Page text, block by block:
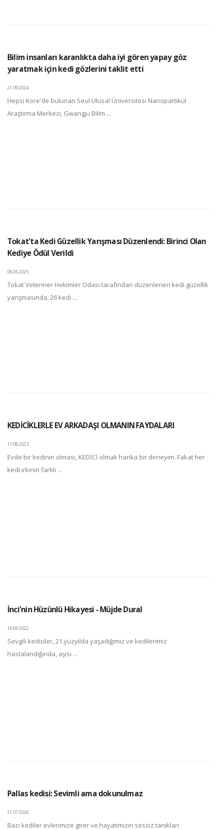
Bilim insanları karanlıkta daha iyi gören yapay göz
yaratmak için kedi gözlerini taklit etti
21.09.2024
Hepsi Kore'de bulunan Seul Ulusal Üniversitesi Nanopartikül
Araştırma Merkezi, Gwangju Bilim ...
Tokat'ta Kedi Güzellik Yarışması Düzenlendi: Birinci Olan
Kediye Ödül Verildi
06.05.2025
Tokat Veteriner Hekimler Odası tarafından düzenlenen kedi güzellik
yarışmasında, 26 kedi ...
KEDİCİKLERLE EV ARKADAŞI OLMANIN FAYDALARI
17.08.2023
Evde bir kedinin olması, KEDİCİ olmak harika bir deneyim. Fakat her
kedi ırkının farklı ...
İnci'nin Hüzünlü Hikayesi - Müjde Dural
16.04.2022
Sevgili kediciler, 21.yüzyılda yaşadığımız ve kedilerimiz
hastalandığında, aşısı ...
Pallas kedisi: Sevimli ama dokunulmaz
21.07.2026
Bazı kediler evlerimize girer ve hayatımızın sessiz tanıkları